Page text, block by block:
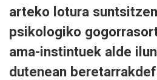
arteko lotura
psikologiko
ama-instintuek alde
dutenean